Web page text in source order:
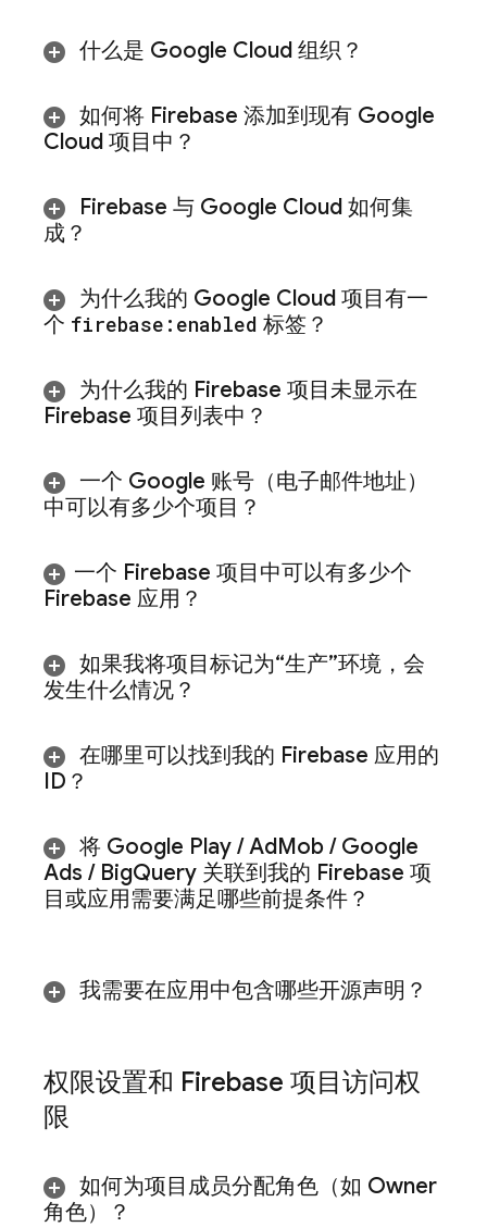
什么是 Google Cloud 组织？
如何将 Firebase 添加到现有 Google
Cloud 项目中？
Firebase 与 Google Cloud 如何集
成？
为什么我的 Google Cloud 项目有一
个 firebase:enabled 标签？
为什么我的 Firebase 项目未显示在
Firebase 项目列表中？
一个 Google 账号（电子邮件地址）
中可以有多少个项目？
一个 Firebase 项目中可以有多少个
Firebase 应用？
如果我将项目标记为“生产”环境，会
发生什么情况？
在哪里可以找到我的 Firebase 应用的
ID？
将 Google Play / AdMob / Google
Ads / BigQuery 关联到我的 Firebase 项
目或应用需要满足哪些前提条件？
我需要在应用中包含哪些开源声明？
权限设置和 Firebase 项目访问权
限
如何为项目成员分配角色（如 Owner
角色）？